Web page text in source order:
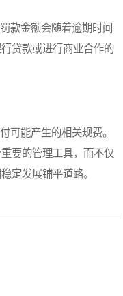
款金额会随着逾期时间
贷款或进行商业合作的
能产生的相关规费。
要的管理工具，而不仅
定发展铺平道路。